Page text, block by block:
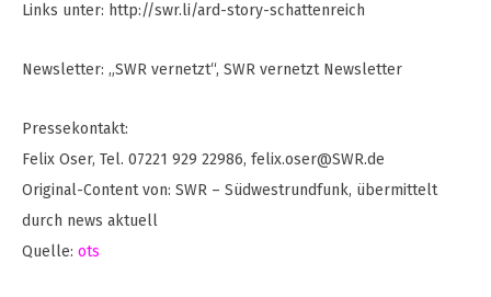
Links unter: http://swr.li/ard-story-schattenreich
Newsletter: „SWR vernetzt“, SWR vernetzt Newsletter
Pressekontakt:
Felix Oser, Tel. 07221 929 22986, felix.oser@SWR.de
Original-Content von: SWR – Südwestrundfunk, übermittelt
durch news aktuell
Quelle: ots